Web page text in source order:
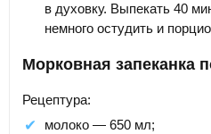
в духовку. Выпекать 40
немного остудить и
Морковная запеканка
Рецептура:
молоко — 650 мл;